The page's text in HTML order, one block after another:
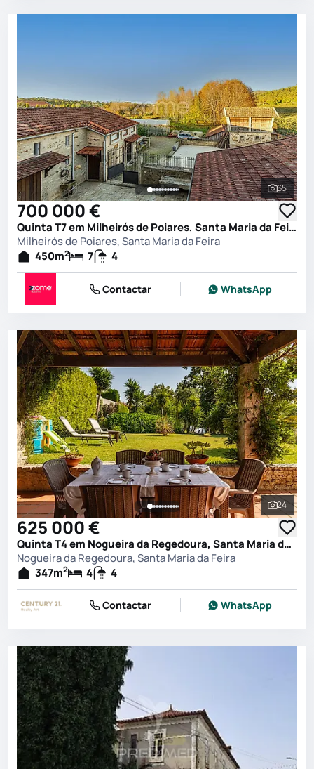
Ver
65
700 000 €
Quinta T7 em Milheirós de Poiares, Santa Maria da Feira
Milheirós de Poiares, Santa Maria da Feira
450m2 7 4
Contactar WhatsApp
Ver
24
625 000 €
Quinta T4 em Nogueira da Regedoura, Santa Maria da Feira
Nogueira da Regedoura, Santa Maria da Feira
347m2 4 4
Contactar WhatsApp